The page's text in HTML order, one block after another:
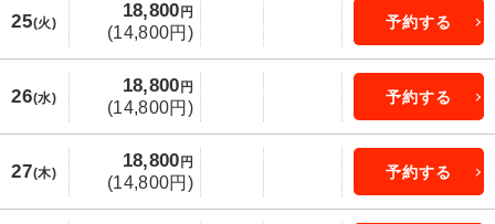
25(火)
18,800 円
(14,800円)
予約する
26(水)
18,800 円
(14,800円)
予約する
27(木)
18,800 円
(14,800円)
予約する